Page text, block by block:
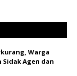
Warga
Sidak Agen dan